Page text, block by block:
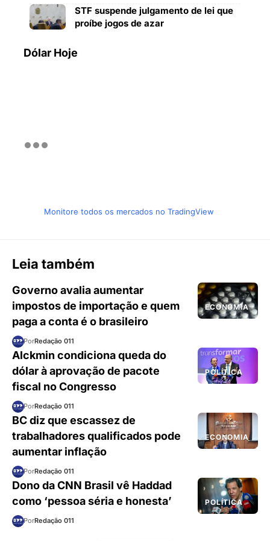
STF suspende julgamento de lei que
proíbe jogos de azar
Dólar Hoje
Monitore todos os mercados no TradingView
Leia também
ECONOMIA
Governo avalia aumentar
impostos de importação e quem
paga a conta é o brasileiro
PorRedação 011
POLÍTICA
Alckmin condiciona queda do
dólar à aprovação de pacote
fiscal no Congresso
PorRedação 011
ECONOMIA
BC diz que escassez de
trabalhadores qualificados pode
aumentar inflação
PorRedação 011
POLÍTICA
Dono da CNN Brasil vê Haddad
como ‘pessoa séria e honesta’
PorRedação 011